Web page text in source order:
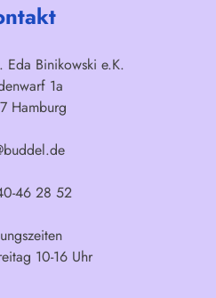
Eda Binikowski e.K.
1a
Hamburg
46 28 52
10-16 Uhr